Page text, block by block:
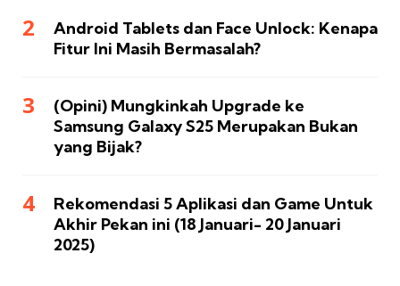
Android Tablets dan Face Unlock: Kenapa
Fitur Ini Masih Bermasalah?
(Opini) Mungkinkah Upgrade ke
Samsung Galaxy S25 Merupakan Bukan
yang Bijak?
Rekomendasi 5 Aplikasi dan Game Untuk
Akhir Pekan ini (18 Januari- 20 Januari
2025)